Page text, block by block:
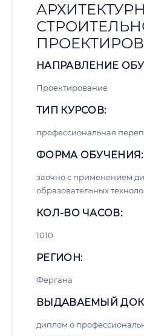
НАПРАВЛЕНИЕ
Проектирование
ТИП КУРСОВ:
профессиональная
ФОРМА ОБУЧЕНИЯ:
заочно с применением
образовательных
КОЛ-ВО ЧАСОВ:
1010
РЕГИОН:
Фергана
ВЫДАВАЕМЫЙ
диплом о